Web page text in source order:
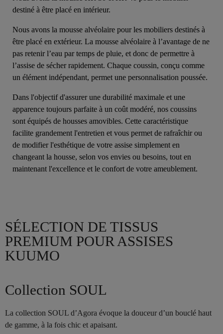
destiné à être placé en intérieur.
Nous avons la mousse alvéolaire pour les mobiliers destinés à
être placé en extérieur. La mousse alvéolaire à l’avantage de ne
pas retenir l’eau par temps de pluie, et donc de permettre à
l’assise de sécher rapidement. Chaque coussin, conçu comme
un élément indépendant, permet une personnalisation poussée.
Dans l'objectif d'assurer une durabilité maximale et une
apparence toujours parfaite à un coût modéré, nos coussins
sont équipés de housses amovibles. Cette caractéristique
facilite grandement l'entretien et vous permet de rafraîchir ou
de modifier l'esthétique de votre assise simplement en
changeant la housse, selon vos envies ou besoins, tout en
maintenant l'excellence et le confort de votre ameublement.
SÉLECTION DE TISSUS
PREMIUM POUR ASSISES
KUUMO
Collection SOUL
La collection SOUL d’Agora évoque la douceur d’un bouclé haut
de gamme, à la fois chic et apaisant.